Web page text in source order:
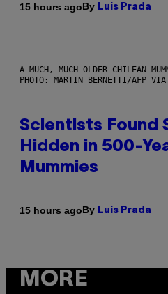
15 hours agoBy Luis Prada
A MUCH, MUCH OLDER CHILEAN
PHOTO: MARTIN BERNETTI/AFP VIA
Scientists Found
Hidden in 500-
Mummies
15 hours agoBy Luis Prada
MORE